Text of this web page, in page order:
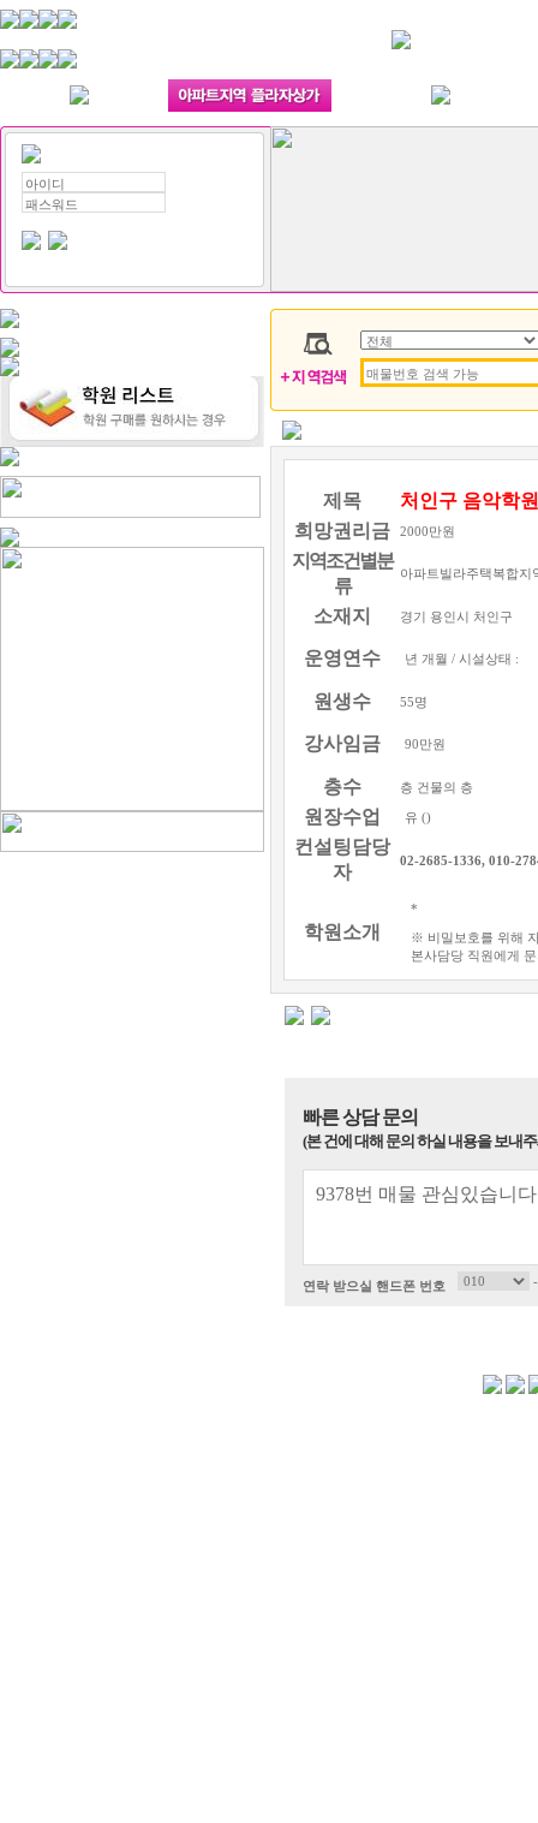
제목
처인구 음악학원
희망권리금
2000만원
지역조건별분
류
아파트빌라주택복합지
소재지 경기 용인시 처인구
운영연수 년 개월 / 시설상태 :
원생수 55명
강사임금 90만원
층수 층 건물의 층
원장수업 유 ()
컨설팅담당
자
02-2685-1336, 010-
학원소개
*
※ 비밀보호를 위해
본사담당 직원에게
빠른 상담 문의
(본 건에 대해 문의 하실 내용을 보내
연락 받으실 핸드폰 번호